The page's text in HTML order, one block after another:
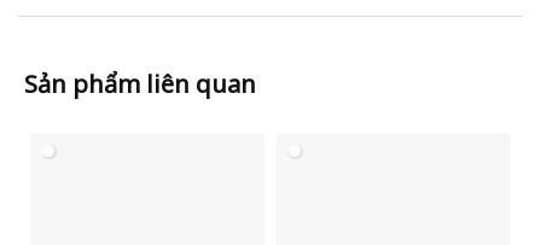
Sản phẩm liên quan